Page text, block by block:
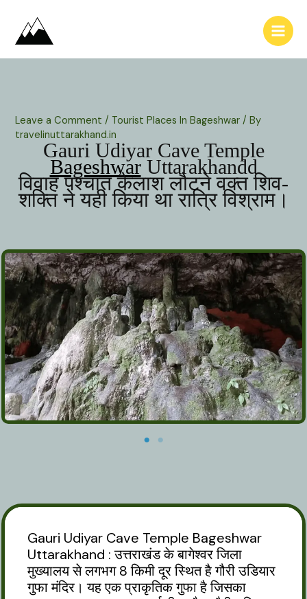
content
Leave a Comment / Tourist Places In Bageshwar / By
travelinuttarakhand.in
Gauri Udiyar Cave Temple
BageshwarUttarakhandd
विवाह पश्चात कैलाश लौटने वक्त शिव-
शक्ति ने यही किया था रात्रि विश्राम।
Gauri Udiyar Cave Temple Bageshwar
Uttarakhand : उत्तराखंड के बागेश्वर जिला
मुख्यालय से लगभग 8 किमी दूर स्थित है गौरी उडियार
गुफा मंदिर। यह एक प्राकृतिक गुफा है जिसका